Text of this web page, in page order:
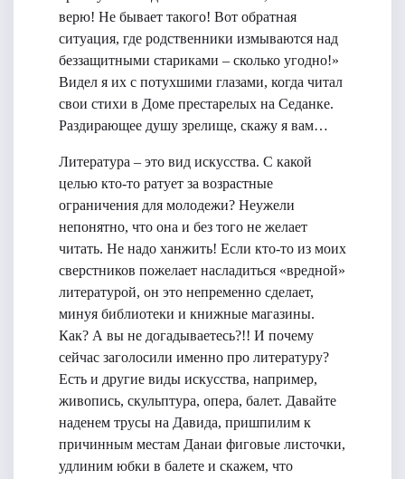
верю! Не бывает такого! Вот обратная
ситуация, где родственники измываются над
беззащитными стариками – сколько угодно!»
Видел я их с потухшими глазами, когда читал
свои стихи в Доме престарелых на Седанке.
Раздирающее душу зрелище, скажу я вам…
Литература – это вид искусства. С какой
целью кто-то ратует за возрастные
ограничения для молодежи? Неужели
непонятно, что она и без того не желает
читать. Не надо ханжить! Если кто-то из моих
сверстников пожелает насладиться «вредной»
литературой, он это непременно сделает,
минуя библиотеки и книжные магазины.
Как? А вы не догадываетесь?!! И почему
сейчас заголосили именно про литературу?
Есть и другие виды искусства, например,
живопись, скульптура, опера, балет. Давайте
наденем трусы на Давида, пришпилим к
причинным местам Данаи фиговые листочки,
удлиним юбки в балете и скажем, что